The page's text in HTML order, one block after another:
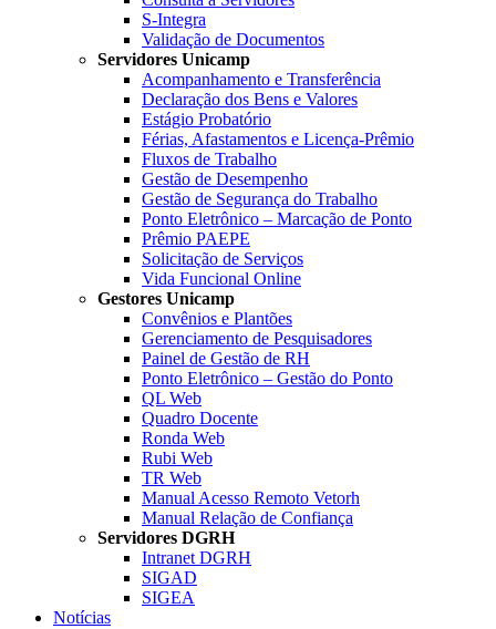
S-Integra
Validação de Documentos
Servidores Unicamp
Acompanhamento e Transferência
Declaração dos Bens e Valores
Estágio Probatório
Férias, Afastamentos e Licença-Prêmio
Fluxos de Trabalho
Gestão de Desempenho
Gestão de Segurança do Trabalho
Ponto Eletrônico – Marcação de Ponto
Prêmio PAEPE
Solicitação de Serviços
Vida Funcional Online
Gestores Unicamp
Convênios e Plantões
Gerenciamento de Pesquisadores
Painel de Gestão de RH
Ponto Eletrônico – Gestão do Ponto
QL Web
Quadro Docente
Ronda Web
Rubi Web
TR Web
Manual Acesso Remoto Vetorh
Manual Relação de Confiança
Servidores DGRH
Intranet DGRH
SIGAD
SIGEA
Notícias